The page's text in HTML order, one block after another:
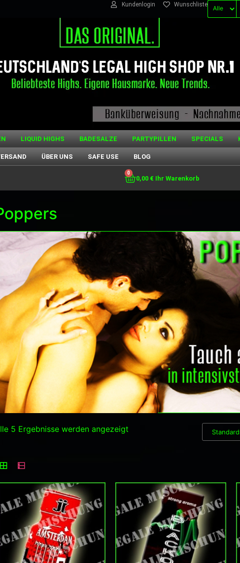
Kundenlogin Wunschliste
LIQUID HIGHS BADESALZE PARTYPILLEN SPECIALS
ÜBER UNS SAFE USE BLOG
0,00 €
0
5 Ergebnisse werden angezeigt